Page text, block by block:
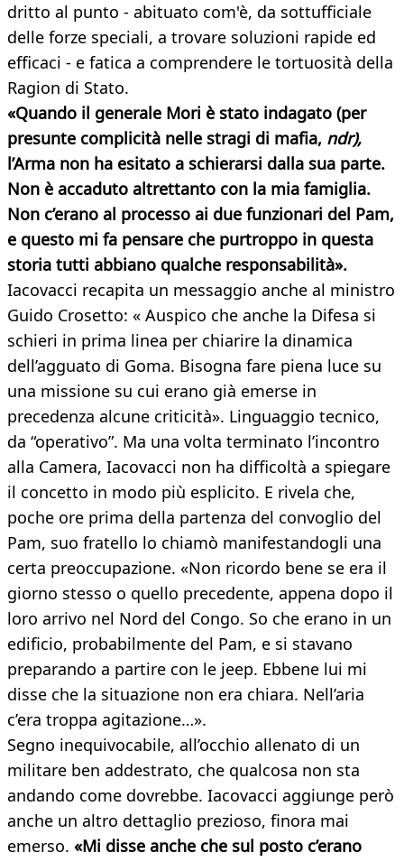
dritto al punto - abituato com'è, da sottufficiale
delle forze speciali, a trovare soluzioni rapide ed
efficaci - e fatica a comprendere le tortuosità della
Ragion di Stato.
«Quando il generale Mori è stato indagato (per
presunte complicità nelle stragi di mafia, ndr),
l’Arma non ha esitato a schierarsi dalla sua parte.
Non è accaduto altrettanto con la mia famiglia.
Non c’erano al processo ai due funzionari del Pam,
e questo mi fa pensare che purtroppo in questa
storia tutti abbiano qualche responsabilità».
Iacovacci recapita un messaggio anche al ministro
Guido Crosetto: « Auspico che anche la Difesa si
schieri in prima linea per chiarire la dinamica
dell’agguato di Goma. Bisogna fare piena luce su
una missione su cui erano già emerse in
precedenza alcune criticità». Linguaggio tecnico,
da “operativo”. Ma una volta terminato l’incontro
alla Camera, Iacovacci non ha difficoltà a spiegare
il concetto in modo più esplicito. E rivela che,
poche ore prima della partenza del convoglio del
Pam, suo fratello lo chiamò manifestandogli una
certa preoccupazione. «Non ricordo bene se era il
giorno stesso o quello precedente, appena dopo il
loro arrivo nel Nord del Congo. So che erano in un
edificio, probabilmente del Pam, e si stavano
preparando a partire con le jeep. Ebbene lui mi
disse che la situazione non era chiara. Nell’aria
c’era troppa agitazione…».
Segno inequivocabile, all’occhio allenato di un
militare ben addestrato, che qualcosa non sta
andando come dovrebbe. Iacovacci aggiunge però
anche un altro dettaglio prezioso, finora mai
emerso. «Mi disse anche che sul posto c’erano